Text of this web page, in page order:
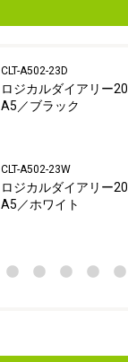
CLT-A502-23D
ロジカルダイアリー
A5／ブラック
CLT-A502-23W
ロジカルダイアリー
A5／ホワイト